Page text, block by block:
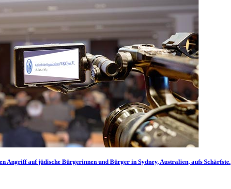
Angriff auf jüdische Bürgerinnen und Bürger in Sydney, Australien, aufs Schärfste.